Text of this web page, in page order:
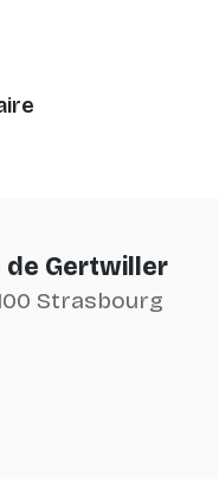
de Gertwiller
Strasbourg